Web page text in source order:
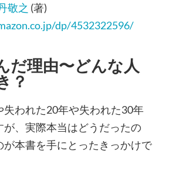
敬之 (著)
dp/4532322596/
だ理由〜どんな人
？
失われた20年や失われた30年
が、実際本当はどうだったの
が本書を手にとったきっかけで